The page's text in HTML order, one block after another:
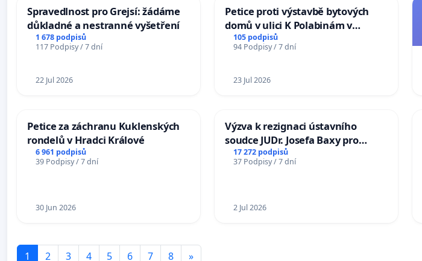
Spravedlnost pro Grejsí: žádáme
důkladné a nestranné vyšetření
1 678 podpisů
117 Podpisy / 7 dní
22 Jul 2026
Petice proti výstavbě bytových
domů v ulici K Polabinám v
Pardubicích
105 podpisů
94 Podpisy / 7 dní
23 Jul 2026
Petice za záchranu Kuklenských
rondelů v Hradci Králové
6 961 podpisů
39 Podpisy / 7 dní
30 Jun 2026
Výzva k rezignaci ústavního
soudce JUDr. Josefa Baxy pro
ohrožení důvěry ve spravedlivý
proces
17 272 podpisů
37 Podpisy / 7 dní
2 Jul 2026
1 2 3 4 5 6 7 8 »